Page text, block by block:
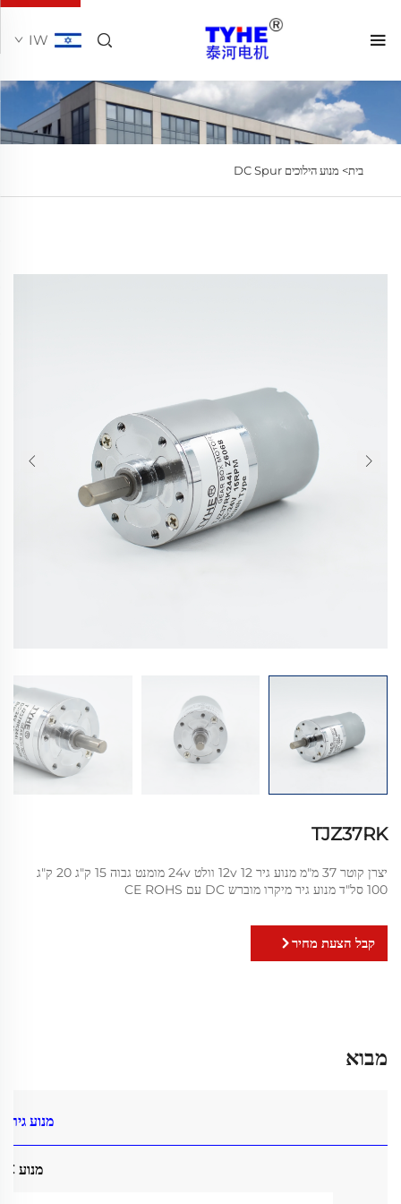
IW
בית> מנוע הילוכים DC Spur
TJZ37RK
יצרן קוטר 37 מ"מ מנוע גיר 12v 12 וולט 24v מומנט גבוה 15 ק"ג 20 ק"ג
100 סל"ד מנוע גיר מיקרו מוברש DC עם CE ROHS
קבל הצעת מחיר
מבוא
מנוע גיר DC
מנוע DC מזוקק 3530ZY עם גיר ספורה